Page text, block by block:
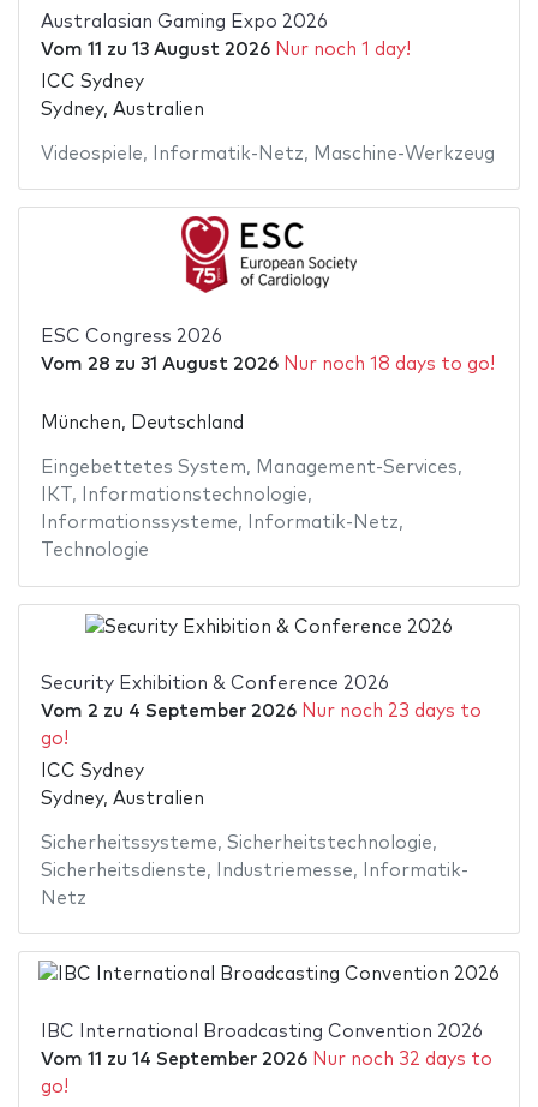
Australasian Gaming Expo 2026
Vom 11 zu 13 August 2026 Nur noch 1 day!
ICC Sydney
Sydney, Australien
Videospiele, Informatik-Netz, Maschine-Werkzeug
ESC Congress 2026
Vom 28 zu 31 August 2026 Nur noch 18 days to go!
München, Deutschland
Eingebettetes System, Management-Services,
IKT , Informationstechnologie,
Informationssysteme, Informatik-Netz,
Technologie
Security Exhibition & Conference 2026
Vom 2 zu 4 September 2026 Nur noch 23 days to
go!
ICC Sydney
Sydney, Australien
Sicherheitssysteme, Sicherheitstechnologie,
Sicherheitsdienste, Industriemesse,
Informatik-
Netz
IBC International Broadcasting Convention 2026
Vom 11 zu 14 September 2026 Nur noch 32 days to
go!